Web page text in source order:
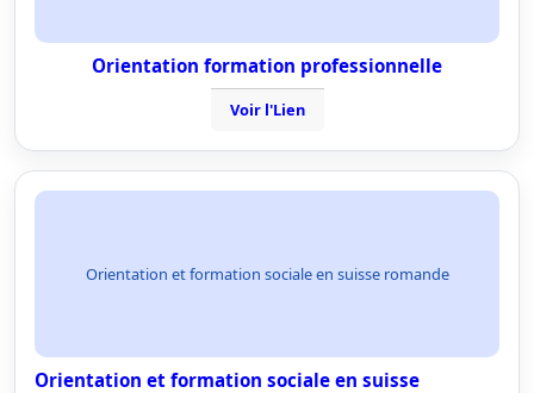
Orientation formation professionnelle
Voir l'Lien
Orientation et formation sociale en suisse romande
Orientation et formation sociale en suisse